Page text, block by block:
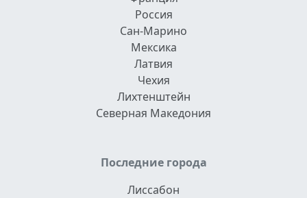
Россия
Сан-Марино
Мексика
Латвия
Чехия
Лихтенштейн
Северная Македония
Последние города
Лиссабон